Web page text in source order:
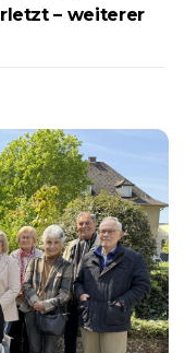
– weiterer